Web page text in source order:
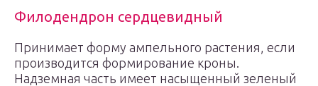
Филодендрон сердцевидный
Принимает форму ампельного растения, если
производится формирование кроны.
Надземная часть имеет насыщенный зеленый